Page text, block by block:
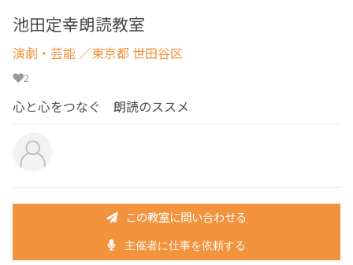
池田定幸朗読教室
演劇・芸能 ／東京都 世田谷区
2
心と心をつなぐ 朗読のススメ
この教室に問い合わせる
主催者に仕事を依頼する